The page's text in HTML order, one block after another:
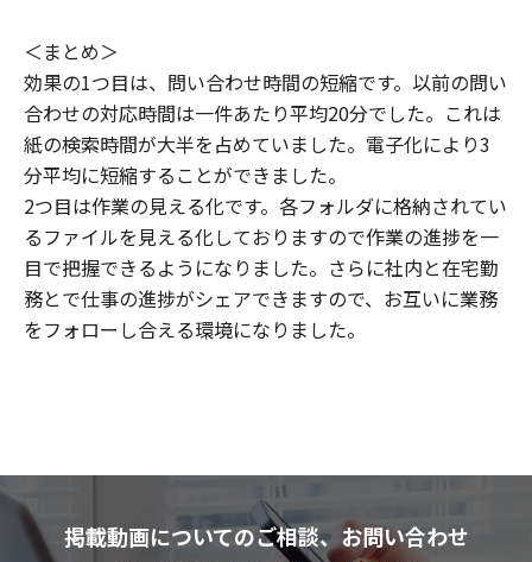
＜まとめ＞
効果の1つ目は、問い合わせ時間の短縮です。以前の問い
合わせの対応時間は一件あたり平均20分でした。これは
紙の検索時間が大半を占めていました。電子化により3
分平均に短縮することができました。
2つ目は作業の見える化です。各フォルダに格納されてい
るファイルを見える化しておりますので作業の進捗を一
目で把握できるようになりました。さらに社内と在宅勤
務とで仕事の進捗がシェアできますので、お互いに業務
をフォローし合える環境になりました。
掲載動画についてのご相談、お問い合わせ